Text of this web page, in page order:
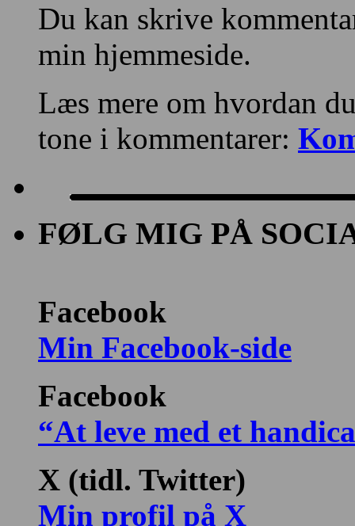
Du kan skrive
min hjemmeside.
Læs mere om hvordan
tone i kommentarer:
FØLG MIG PÅ
Facebook
Min Facebook-side
Facebook
“At leve med et
X (tidl. Twitter)
Min profil på X